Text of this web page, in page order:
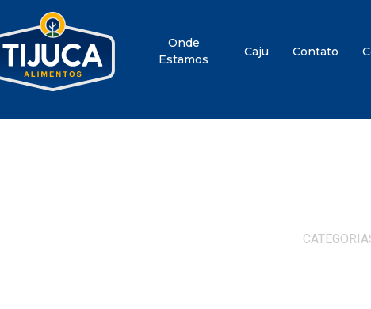
Onde
Estamos
Caju Contato